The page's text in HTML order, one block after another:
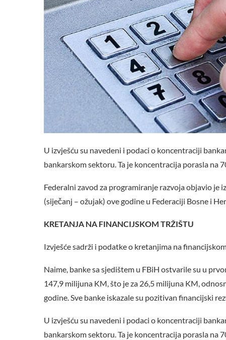
U izvješću su navedeni i podaci o koncentraciji
bankarskom sektoru. Ta je koncentracija porasla na
Federalni zavod za programiranje razvoja objavio
(siječanj – ožujak) ove godine u Federaciji Bosne i
KRETANJA NA FINANCIJSKOM TRŽIŠTU
Izvješće sadrži i podatke o kretanjima na
Naime, banke sa sjedištem u FBiH ostvarile su u
147,9 milijuna KM, što je za 26,5 milijuna KM,
godine. Sve banke iskazale su pozitivan financijski
U izvješću su navedeni i podaci o koncentraciji
bankarskom sektoru. Ta je koncentracija porasla na